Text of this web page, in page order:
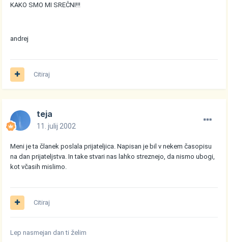
KAKO SMO MI SREČNI!!!
andrej
Citiraj
teja
11. julij 2002
Meni je ta članek poslala prijateljica. Napisan je bil v nekem časopisu
na dan prijateljstva. In take stvari nas lahko streznejo, da nismo ubogi,
kot včasih mislimo.
Citiraj
Lep nasmejan dan ti želim